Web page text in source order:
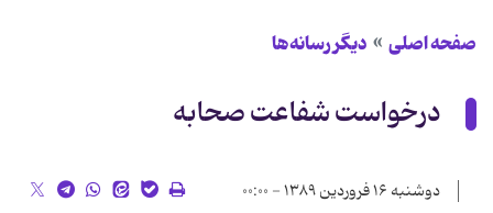
صفحه اصلی دیگر رسانه‌ها
درخواست شفاعت صحابه
دوشنبه ۱۶ فروردین ۱۳۸۹ - ۰۰:۰۰